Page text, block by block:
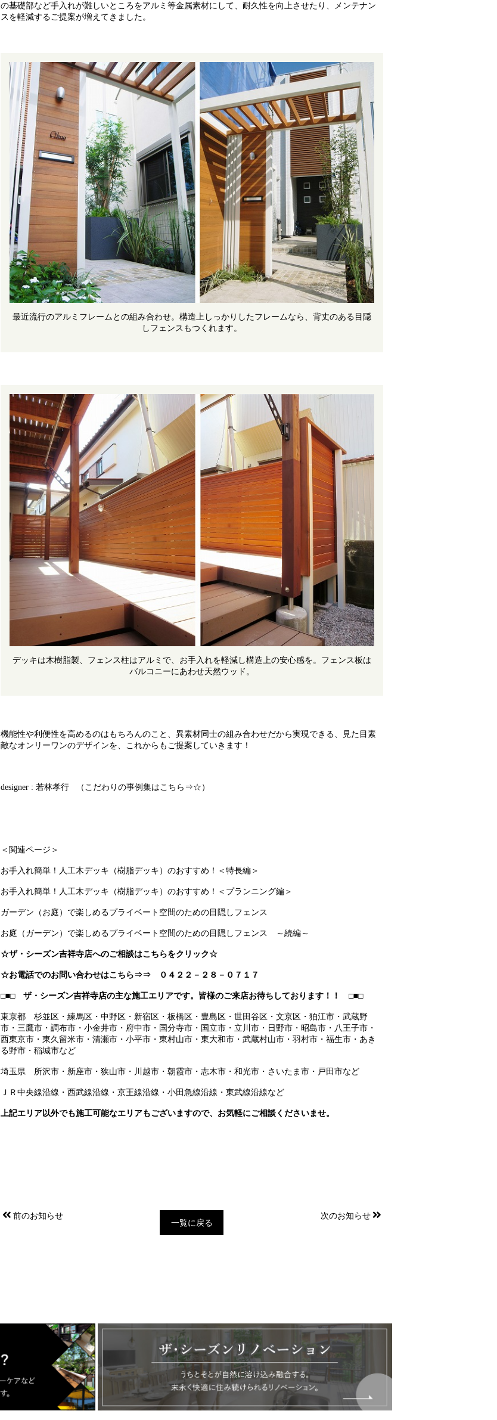
の基礎部など手入れが難しいところをアルミ等金属素材にして、耐久性を向上させたり、メンテナン
スを軽減するご提案が増えてきました。
最近流行のアルミフレームとの組み合わせ。構造上しっかりしたフレームなら、背丈のある目隠
しフェンスもつくれます。
デッキは木樹脂製、フェンス柱はアルミで、お手入れを軽減し構造上の安心感を。フェンス板は
バルコニーにあわせ天然ウッド。
機能性や利便性を高めるのはもちろんのこと、異素材同士の組み合わせだから実現できる、見た目素
敵なオンリーワンのデザインを、これからもご提案していきます！
designer : 若林孝行 （こだわりの事例集はこちら⇒☆）
＜関連ページ＞
お手入れ簡単！人工木デッキ（樹脂デッキ）のおすすめ！＜特長編＞
お手入れ簡単！人工木デッキ（樹脂デッキ）のおすすめ！＜プランニング編＞
ガーデン（お庭）で楽しめるプライベート空間のための目隠しフェンス
お庭（ガーデン）で楽しめるプライベート空間のための目隠しフェンス ～続編～
☆ザ・シーズン吉祥寺店へのご相談はこちらをクリック☆
☆お電話でのお問い合わせはこちら⇒⇒ ０４２２－２８－０７１７
□■□ ザ・シーズン吉祥寺店の主な施工エリアです。皆様のご来店お待ちしております！！ □■□
東京都 杉並区・練馬区・中野区・新宿区・板橋区・豊島区・世田谷区・文京区・狛江市・武蔵野
市・三鷹市・調布市・小金井市・府中市・国分寺市・国立市・立川市・日野市・昭島市・八王子市・
西東京市・東久留米市・清瀬市・小平市・東村山市・東大和市・武蔵村山市・羽村市・福生市・あき
る野市・稲城市など
埼玉県 所沢市・新座市・狭山市・川越市・朝霞市・志木市・和光市・さいたま市・戸田市など
ＪＲ中央線沿線・西武線沿線・京王線沿線・小田急線沿線・東武線沿線など
上記エリア以外でも施工可能なエリアもございますので、お気軽にご相談くださいませ。
前のお知らせ
一覧に戻る
次のお知らせ